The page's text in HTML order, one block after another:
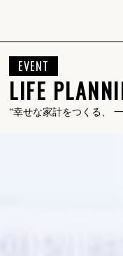
EVENT
LIFE
“幸せな家計をつくる、